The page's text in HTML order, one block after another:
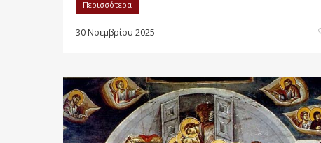
Περισσότερα
30 Νοεμβρίου 2025